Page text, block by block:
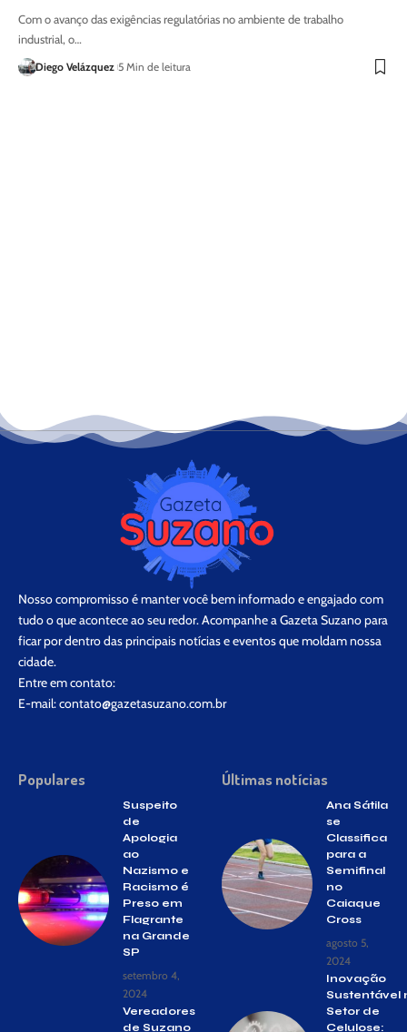
Com o avanço das exigências regulatórias no ambiente de trabalho
industrial, o…
Diego Velázquez 5 Min de leitura
Nosso compromisso é manter você bem informado e engajado com
tudo o que acontece ao seu redor. Acompanhe a Gazeta Suzano para
ficar por dentro das principais notícias e eventos que moldam nossa
cidade.
Entre em contato:
E-mail:contato@gazetasuzano.com.br
Populares
Suspeito
de
Apologia
ao
Nazismo e
Racismo é
Preso em
Flagrante
na Grande
SP
setembro 4,
2024
Vereadores
de Suzano
Últimas notícias
Ana Sátila
se
Classifica
para a
Semifinal
no
Caiaque
Cross
agosto 5,
2024
Inovação
Sustentável
Setor de
Celulose: